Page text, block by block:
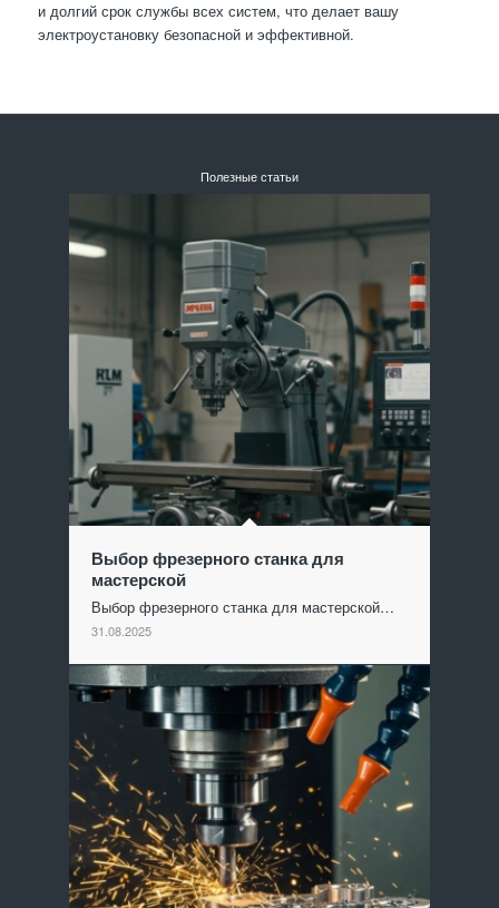
и долгий срок службы всех систем, что делает вашу
электроустановку безопасной и эффективной.
Полезные статьи
Выбор фрезерного станка для
мастерской
Выбор фрезерного станка для мастерской…
31.08.2025